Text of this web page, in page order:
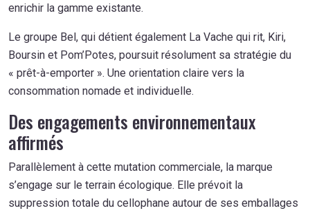
enrichir la gamme existante.
Le groupe Bel, qui détient également La Vache qui rit, Kiri,
Boursin et Pom’Potes, poursuit résolument sa stratégie du
« prêt-à-emporter ». Une orientation claire vers la
consommation nomade et individuelle.
Des engagements environnementaux
affirmés
Parallèlement à cette mutation commerciale, la marque
s’engage sur le terrain écologique. Elle prévoit la
suppression totale du cellophane autour de ses emballages